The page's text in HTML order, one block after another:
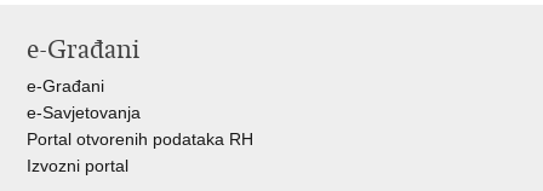
FacebookuTwitteru
e-Građani
e-Građani
e-Savjetovanja
Portal otvorenih podataka RH
Izvozni portal